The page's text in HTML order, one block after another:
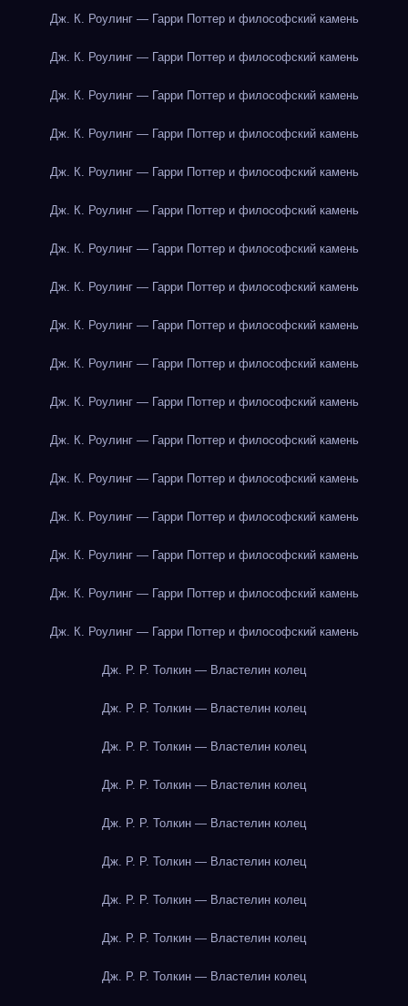
Дж. К. Роулинг — Гарри Поттер и философский камень
Дж. К. Роулинг — Гарри Поттер и философский камень
Дж. К. Роулинг — Гарри Поттер и философский камень
Дж. К. Роулинг — Гарри Поттер и философский камень
Дж. К. Роулинг — Гарри Поттер и философский камень
Дж. К. Роулинг — Гарри Поттер и философский камень
Дж. К. Роулинг — Гарри Поттер и философский камень
Дж. К. Роулинг — Гарри Поттер и философский камень
Дж. К. Роулинг — Гарри Поттер и философский камень
Дж. К. Роулинг — Гарри Поттер и философский камень
Дж. К. Роулинг — Гарри Поттер и философский камень
Дж. К. Роулинг — Гарри Поттер и философский камень
Дж. К. Роулинг — Гарри Поттер и философский камень
Дж. К. Роулинг — Гарри Поттер и философский камень
Дж. К. Роулинг — Гарри Поттер и философский камень
Дж. К. Роулинг — Гарри Поттер и философский камень
Дж. К. Роулинг — Гарри Поттер и философский камень
Дж. Р. Р. Толкин — Властелин колец
Дж. Р. Р. Толкин — Властелин колец
Дж. Р. Р. Толкин — Властелин колец
Дж. Р. Р. Толкин — Властелин колец
Дж. Р. Р. Толкин — Властелин колец
Дж. Р. Р. Толкин — Властелин колец
Дж. Р. Р. Толкин — Властелин колец
Дж. Р. Р. Толкин — Властелин колец
Дж. Р. Р. Толкин — Властелин колец